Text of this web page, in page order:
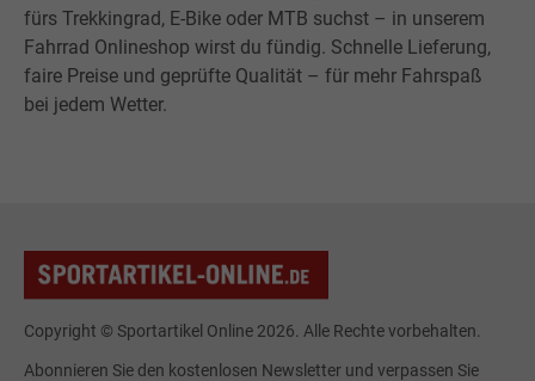
fürs Trekkingrad, E-Bike oder MTB suchst – in unserem
Fahrrad Onlineshop wirst du fündig. Schnelle Lieferung,
faire Preise und geprüfte Qualität – für mehr Fahrspaß
bei jedem Wetter.
Copyright © Sportartikel Online 2026. Alle Rechte vorbehalten.
Abonnieren Sie den kostenlosen Newsletter und verpassen Sie